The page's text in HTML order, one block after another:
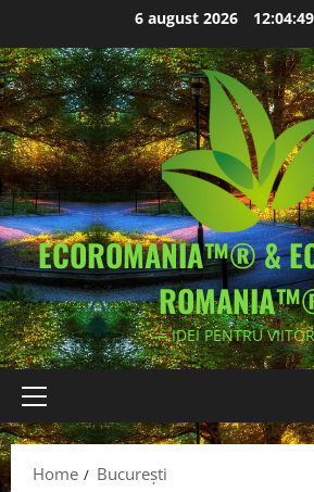
content
6 august 2026
ECOROMANIA™® &
-= IDEI PENTRU
Primary
Menu
Home București